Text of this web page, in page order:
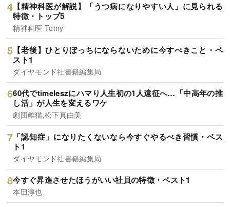
【精神科医が解説】「うつ病になりやすい人」に見られる
特徴・トップ5
精神科医 Tomy
【老後】ひとりぼっちにならないために今すべきこと・ベ
スト1
ダイヤモンド社書籍編集局
60代でtimeleszにハマり人生初の1人遠征へ…「中高年の推
し活」が人生を変えるワケ
劇団雌猫,松下真由美
「認知症」になりたくないなら今すぐやるべき習慣・ベス
ト1
ダイヤモンド社書籍編集局
今すぐ昇進させたほうがいい社員の特徴・ベスト1
本田淳也